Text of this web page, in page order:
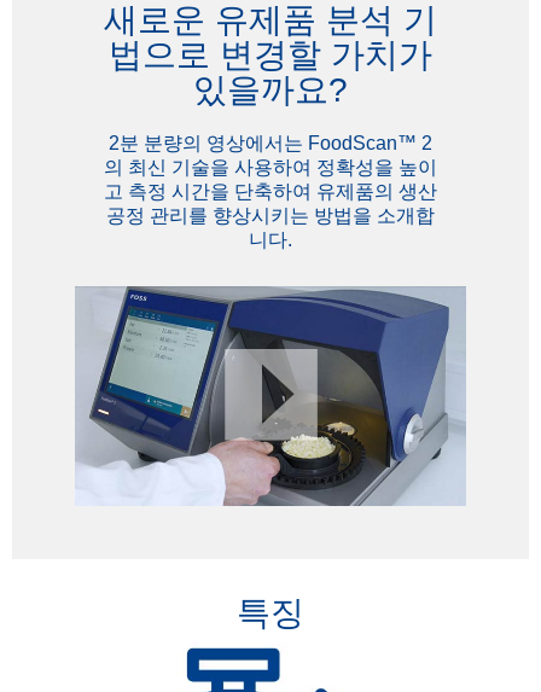
새로운 유제품 분석 기
법으로 변경할 가치가
있을까요?
2분 분량의 영상에서는 FoodScan™ 2
의 최신 기술을 사용하여 정확성을 높이
고 측정 시간을 단축하여 유제품의 생산
공정 관리를 향상시키는 방법을 소개합
니다.
특징